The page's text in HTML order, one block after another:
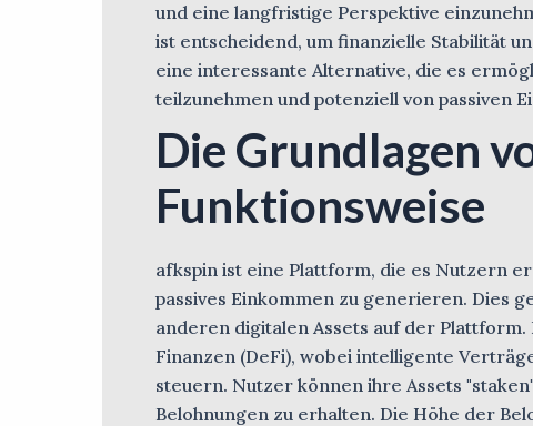
und eine langfristige Perspektive
ist entscheidend, um finanzielle Stabilität
eine interessante Alternative, die es
teilzunehmen und potenziell von passiven
Die Grundlagen
Funktionsweise
afkspin ist eine Plattform, die es Nutzern
passives Einkommen zu generieren. Dies
anderen digitalen Assets auf der
Finanzen (DeFi), wobei intelligente
steuern. Nutzer können ihre Assets
Belohnungen zu erhalten. Die Höhe der